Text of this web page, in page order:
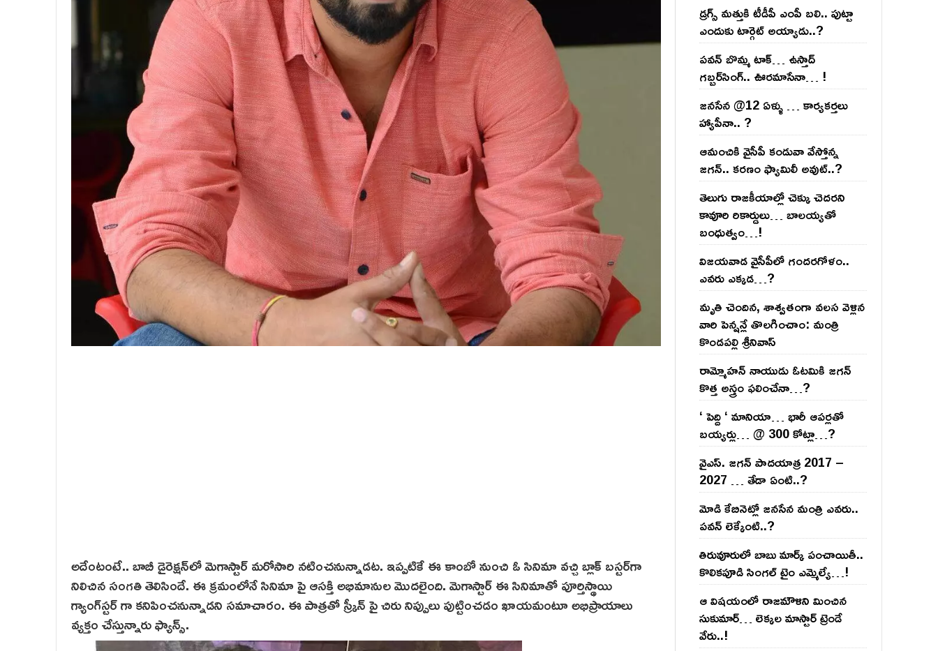
అదేంటంటే.. బాబీ డైరెక్షన్‌లో మెగాస్టార్ మరోసారి నటించ‌నున్నాడ‌ట‌. ఇప్పటికే ఈ కాంబో నుంచి ఓ సినిమా వచ్చి బ్లాక్ బ‌స్టర్‌గా
నిలిచిన సంగతి తెలిసిందే. ఈ క్రమంలోనే సినిమా పై ఆసక్తి అభిమానుల మొదలైంది. మెగాస్టార్ ఈ సినిమాతో పూర్తిస్థాయి
గ్యాంగ్‌స్ట‌ర్ గా కనిపించనున్నాడని సమాచారం. ఈ పాత్రతో స్క్రీన్ పై చిరు నిప్పులు పుట్టించడం ఖాయమంటూ అభిప్రాయాలు
వ్యక్తం చేస్తున్నారు ఫ్యాన్స్.
డ్రగ్స్ మత్తుకి టీడీపీ ఎంపీ బలి.. పుట్టా
ఎందుకు టార్గెట్ అయ్యాడు..?
ప‌వ‌న్ బొమ్మ టాక్‌… ఉస్తాద్
గ‌బ్బ‌ర్‌సింగ్‌.. ఊర‌మాసేనా… !
జనసేన @12 ఏళ్ళు … కార్యకర్తలు
హ్యాపీనా.. ?
ఆమంచికి వైసీపీ కండువా వేస్తోన్న
జ‌గ‌న్‌.. క‌ర‌ణం ఫ్యామిలీ అవుట్‌..?
తెలుగు రాజ‌కీయాల్లో చెక్కు చెద‌ర‌ని
కావూరి రికార్డులు… బాల‌య్యతో
బంధుత్వం…!
విజ‌య‌వాడ వైసీపీలో గంద‌ర‌గోళం..
ఎవ‌రు ఎక్క‌డ‌…?
మృతి చెందిన, శాశ్వతంగా వలస వెళ్లిన
వారి పెన్ష‌న్లే తొల‌గించాం: మంత్రి
కొండపల్లి శ్రీనివాస్
రామ్మోహ‌న్ నాయుడు ఓట‌మికి జ‌గ‌న్
కొత్త అస్త్రం ఫ‌లించేనా…?
‘ పెద్ది ‘ మానియా… భారీ ఆప‌ర్ల‌తో
బ‌య్య‌ర్లు… @ 300 కోట్లా…?
వైఎస్‌. జ‌గ‌న్ పాద‌యాత్ర 2017 –
2027 … తేడా ఏంటి..?
మోడి కేబినెట్లో జ‌నసేన మంత్రి ఎవ‌రు..
ప‌వ‌న్ లెక్కేంటి..?
తిరువూరులో బాబు మార్క్ పంచాయితీ..
కొలిక‌పూడి సింగ‌ల్ టైం ఎమ్మెల్యే…!
ఆ విష‌యంలో రాజ‌మౌళిని మించిన
సుకుమార్‌… లెక్క‌ల మాస్టార్ ట్రెండే
వేరు..!